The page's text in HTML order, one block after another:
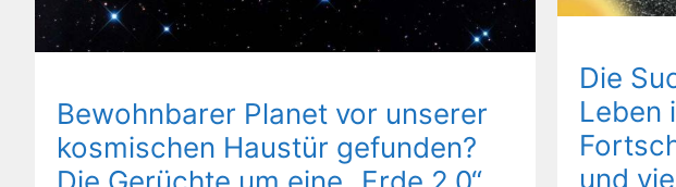
Bewohnbarer Planet vor unserer
kosmischen Haustür gefunden?
Die
Leben
und